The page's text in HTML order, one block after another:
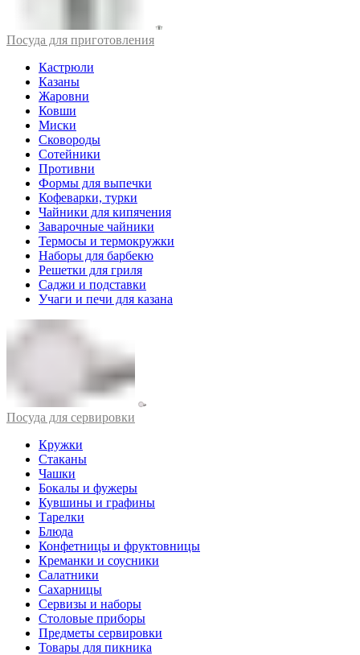
Посуда для приготовления
Кастрюли
Казаны
Жаровни
Ковши
Миски
Сковороды
Сотейники
Противни
Формы для выпечки
Кофеварки, турки
Чайники для кипячения
Заварочные чайники
Термосы и термокружки
Наборы для барбекю
Решетки для гриля
Саджи и подставки
Учаги и печи для казана
Посуда для сервировки
Кружки
Стаканы
Чашки
Бокалы и фужеры
Кувшины и графины
Тарелки
Блюда
Конфетницы и фруктовницы
Креманки и соусники
Салатники
Сахарницы
Сервизы и наборы
Столовые приборы
Предметы сервировки
Товары для пикника